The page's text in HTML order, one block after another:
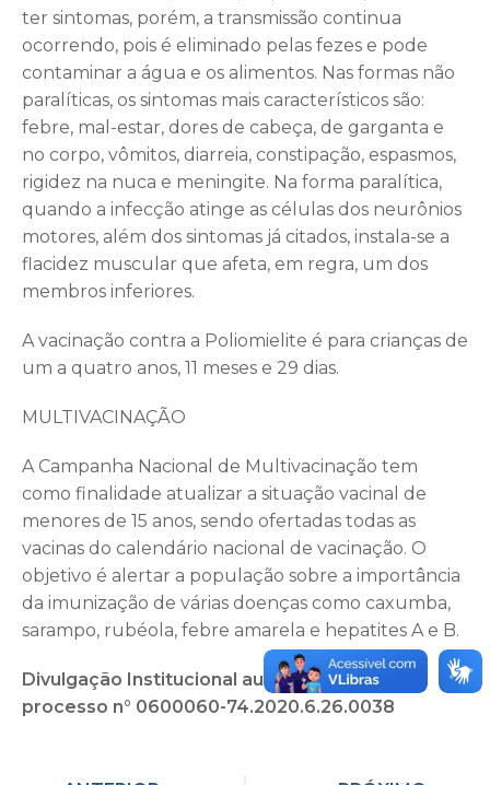
ter sintomas, porém, a transmissão continua
ocorrendo, pois é eliminado pelas fezes e pode
contaminar a água e os alimentos. Nas formas não
paralíticas, os sintomas mais característicos são:
febre, mal-estar, dores de cabeça, de garganta e
no corpo, vômitos, diarreia, constipação, espasmos,
rigidez na nuca e meningite. Na forma paralítica,
quando a infecção atinge as células dos neurônios
motores, além dos sintomas já citados, instala-se a
flacidez muscular que afeta, em regra, um dos
membros inferiores.
A vacinação contra a Poliomielite é para crianças de
um a quatro anos, 11 meses e 29 dias.
MULTIVACINAÇÃO
A Campanha Nacional de Multivacinação tem
como finalidade atualizar a situação vacinal de
menores de 15 anos, sendo ofertadas todas as
vacinas do calendário nacional de vacinação. O
objetivo é alertar a população sobre a importância
da imunização de várias doenças como caxumba,
sarampo, rubéola, febre amarela e hepatites A e B.
Divulgação Institucional autorizada pelo
processo n° 0600060-74.2020.6.26.0038